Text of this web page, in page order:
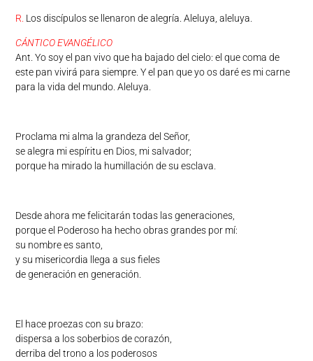
R. Los discípulos se llenaron de alegría. Aleluya, aleluya.
CÁNTICO EVANGÉLICO
Ant. Yo soy el pan vivo que ha bajado del cielo: el que coma de
este pan vivirá para siempre. Y el pan que yo os daré es mi carne
para la vida del mundo. Aleluya.
Proclama mi alma la grandeza del Señor,
se alegra mi espíritu en Dios, mi salvador;
porque ha mirado la humillación de su esclava.
Desde ahora me felicitarán todas las generaciones,
porque el Poderoso ha hecho obras grandes por mí:
su nombre es santo,
y su misericordia llega a sus fieles
de generación en generación.
El hace proezas con su brazo:
dispersa a los soberbios de corazón,
derriba del trono a los poderosos